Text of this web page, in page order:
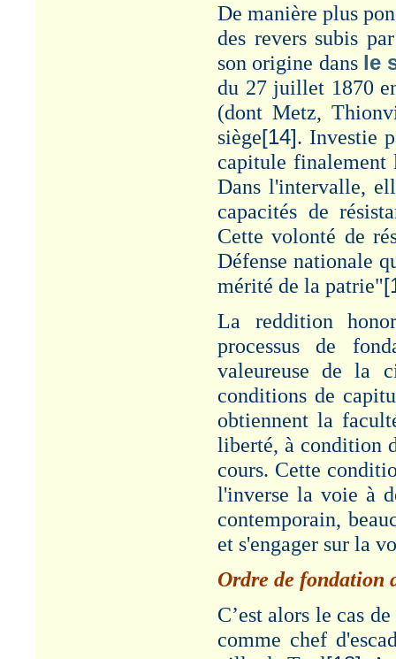
De manière plus
des revers subis
son origine dans le
du 27 juillet 1870
(dont Metz,
siège[14]. Investie
capitule finalement
Dans l'intervalle,
capacités de
Cette volonté de
Défense nationale
mérité de la patrie"
La reddition
processus de
valeureuse de la
conditions de
obtiennent la
liberté, à condition
cours. Cette
l'inverse la voie à
contemporain,
et s'engager sur la
Ordre de fondation
C’est alors le cas
comme chef